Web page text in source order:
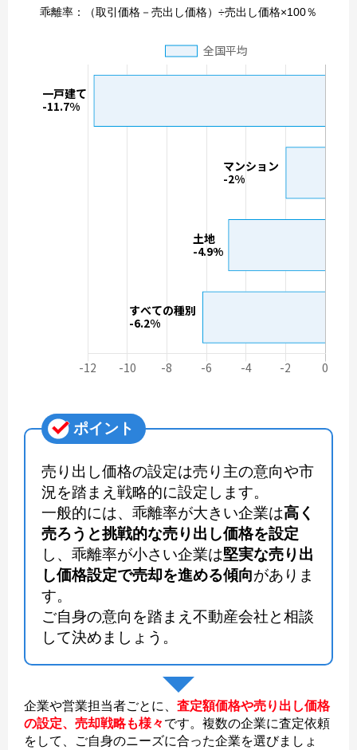
乖離率：（取引価格－売出し価格）÷売出し価格×100％
ポイント
売り出し価格の設定は売り主の意向や市
況を踏まえ戦略的に設定します。
一般的には、乖離率が大きい企業は高く
売ろうと挑戦的な売り出し価格を設定
し、乖離率が小さい企業は堅実な売り出
し価格設定で売却を進める傾向がありま
す。
ご自身の意向を踏まえ不動産会社と相談
して決めましょう。
企業や営業担当者ごとに、 査定額価格や売り出し価格
の設定、売却戦略も様々です。複数の企業に査定依頼
をして、ご自身のニーズに合った企業を選びましょ